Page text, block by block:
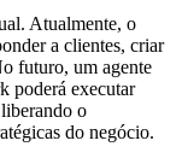
Atualmente, o
a clientes, criar
futuro, um agente
poderá executar
liberando o
do negócio.